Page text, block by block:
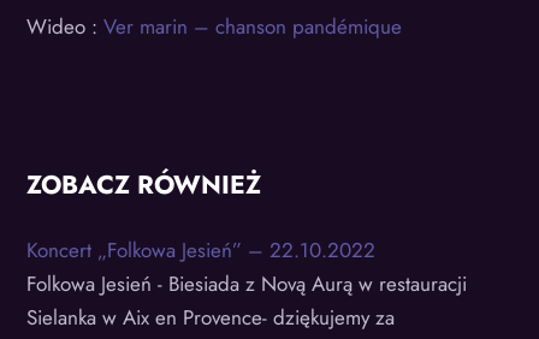
Wideo :Ver marin – chanson pandémique
ZOBACZ RÓWNIEŻ
Koncert „Folkowa Jesień” – 22.10.2022
Folkowa Jesień - Biesiada z Novą Aurą w restauracji
Sielanka w Aix en Provence- dziękujemy za